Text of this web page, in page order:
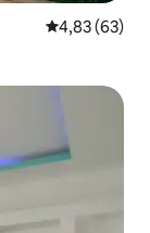
4,83 av 5 i
4,83 (63)